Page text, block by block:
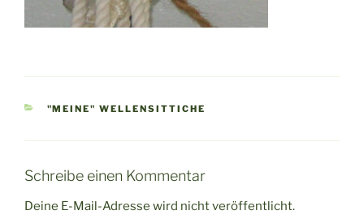
KATEGORIEN
"MEINE" WELLENSITTICHE
Schreibe einen Kommentar
Deine E-Mail-Adresse wird nicht veröffentlicht.